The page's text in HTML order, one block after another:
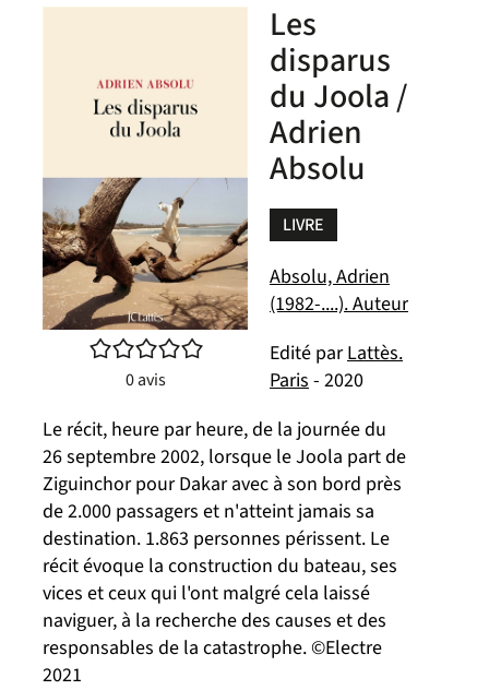
/5
0avis
Les
disparus
du Joola /
Adrien
Absolu
LIVRE
Absolu, Adrien
(1982-....). Auteur
Edité parLattès.
Paris- 2020
Le récit, heure par heure, de la journée du
26 septembre 2002, lorsque le Joola part de
Ziguinchor pour Dakar avec à son bord près
de 2.000 passagers et n'atteint jamais sa
destination. 1.863 personnes périssent. Le
récit évoque la construction du bateau, ses
vices et ceux qui l'ont malgré cela laissé
naviguer, à la recherche des causes et des
responsables de la catastrophe. ©Electre
2021